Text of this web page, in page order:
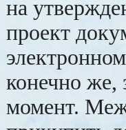
на
проект
конечно же,
момент.